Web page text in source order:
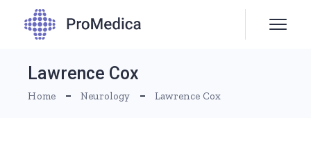
Lawrence Cox
Home Neurology Lawrence Cox